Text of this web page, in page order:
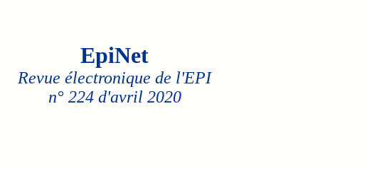
EpiNet
Revue électronique de l'EPI
n° 224 d'avril 2020